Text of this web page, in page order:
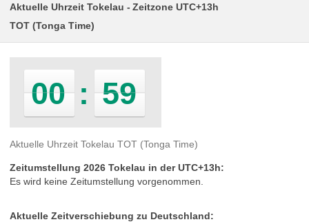
Aktuelle Uhrzeit Tokelau Zeitzone UTC+13h
TOT (Tonga Time)
00 : 59
Aktuelle Uhrzeit Tokelau TOT (Tonga Time)
Zeitumstellung 2026 Tokelau in der UTC+13h:
Es wird keine Zeitumstellung vorgenommen.
Aktuelle Zeitverschiebung zu Deutschland: